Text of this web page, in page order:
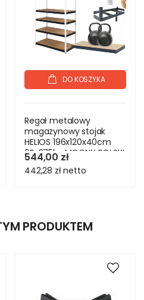
DO KOSZYKA
Regał metalowy
magazynowy stojak
HELIOS 196x120x40cm
6Px275kg MOCNY POLSKI
544,00 zł
442,28 złnetto
PRODUKTEM